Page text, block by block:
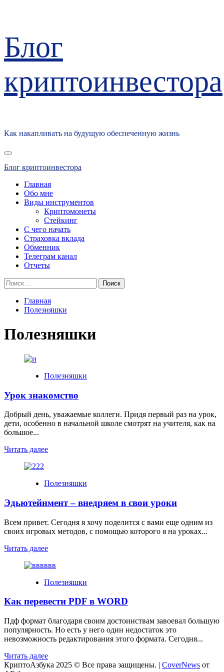
содержимому
Блог
криптоинвестора
Как накапливать на будущую обеспеченную жизнь
Основное
меню
Блог криптоинвестора
Главная
Обо мне
Виды инструментов
Криптомонеты
Стейкинг
С чего начать
Страховка вклада
Обменник
Телеграм канал
Отчеты
Найти:
Главная
Полезняшки
Полезняшки
Полезняшки
Урок знакомство
Добрый день, уважаемые коллеги. Придя первый раз на урок,
дети, особенно в начальной школе смотрят на учителя, как на
большое...
Читать далееRead
знакомство
Полезняшки
Эдьютейнмент – внедряем в свои уроки
Всем привет. Сегодня я хочу поделится с вами еще одним из
своих игровых методов, с помощью которого я на уроках...
Читать далееRead
about
–
в
уроки
Полезняшки
Как перевести PDF в WORD
Пдф формат благодаря своим достоинствам завоевал большую
популярность. Но есть у него один недостаток это
невозможность редактирования этого формата. Сегодня...
Читать далееRead
more
КриптоАзбука 2025 © Все права защищены. | CoverNews от